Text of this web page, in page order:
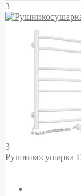
3
3
Рушникосушарка